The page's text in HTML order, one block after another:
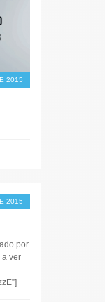
2015
2015
por
a ver